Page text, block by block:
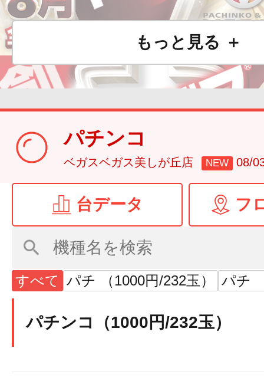
もっと見る ＋
パチンコ
ベガスベガス美しが丘店 NEW 08/
台データ フ
すべて パチ （1000円/232玉） パチ
パチンコ（1000円/232玉）